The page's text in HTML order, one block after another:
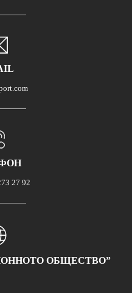
27 92
ОБЩЕСТВО”